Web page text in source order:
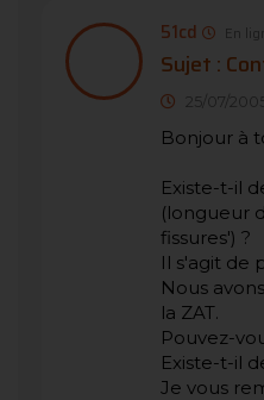
51cd En
Sujet :
25/07/
Bonjour à
Existe-t-il
(longueur
fissures') ?
Il s'agit de
Nous
la ZAT.
Pouvez-
Existe-t-il
Je vous